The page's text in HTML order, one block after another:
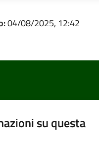
04/08/2025, 12:42
su questa